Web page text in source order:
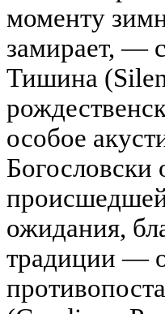
моменту
замирает, —
Тишина
особое
Богословски
ожидания,
традиции —